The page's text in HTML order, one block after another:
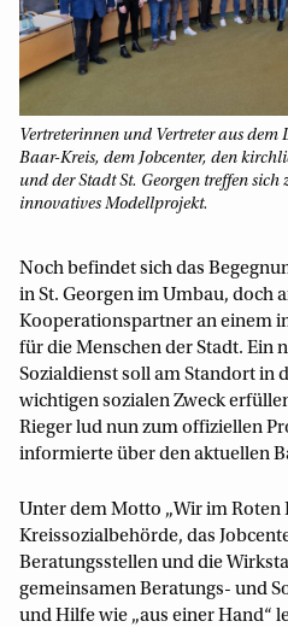
Vertreterinnen und Vertreter aus
Baar-Kreis, dem Jobcenter, den
und der Stadt St. Georgen treffen
innovatives Modellprojekt.
Noch befindet sich das
in St. Georgen im Umbau, doch
Kooperationspartner an einem
für die Menschen der Stadt. Ein
Sozialdienst soll am Standort in
wichtigen sozialen Zweck
Rieger lud nun zum offiziellen
informierte über den aktuellen
Unter dem Motto „Wir im Roten
Kreissozialbehörde, das
Beratungsstellen und die
gemeinsamen Beratungs- und
und Hilfe wie „aus einer Hand“